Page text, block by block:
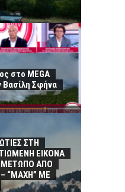
στο MEGA
Βασίλη Σφήνα
ΣΤΗ
ΕΙΚΟΝΑ
ΑΠΟ
“ΜΑΧΗ” ΜΕ